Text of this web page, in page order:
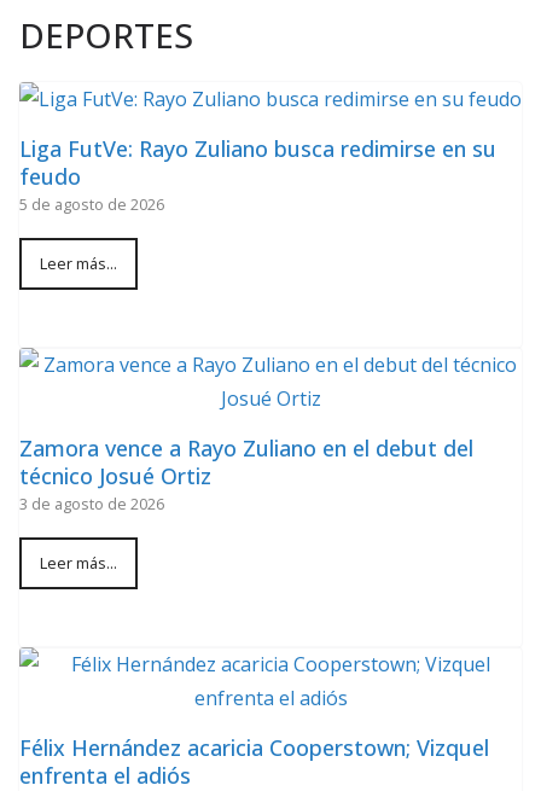
DEPORTES
Liga FutVe: Rayo Zuliano busca redimirse en su
feudo
5 de agosto de 2026
Leer más...
Zamora vence a Rayo Zuliano en el debut del
técnico Josué Ortiz
3 de agosto de 2026
Leer más...
Félix Hernández acaricia Cooperstown; Vizquel
enfrenta el adiós